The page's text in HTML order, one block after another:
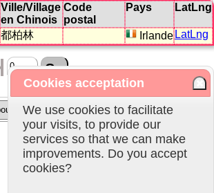
Ville/Village
en Chinois
Code
postal
Pays LatLng
都柏林 Irlande LatLng
Cookies acceptation
We use cookies to facilitate
your visits, to provide our
services so that we can make
improvements. Do you accept
cookies?